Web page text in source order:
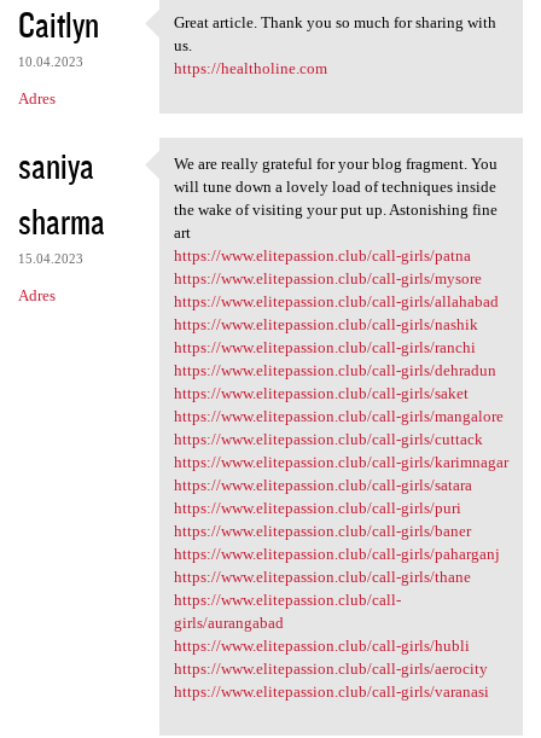
Caitlyn
10.04.2023
Adres
Great article. Thank you so
Great article. Thank you so much for sharing with
us.
https://healtholine.com
saniya
sharma
15.04.2023
Adres
We are really grateful for
We are really grateful for your blog fragment. You
will tune down a lovely load of techniques inside
the wake of visiting your put up. Astonishing fine
art
https://www.elitepassion.club/call-girls/patna
https://www.elitepassion.club/call-girls/mysore
https://www.elitepassion.club/call-girls/allahabad
https://www.elitepassion.club/call-girls/nashik
https://www.elitepassion.club/call-girls/ranchi
https://www.elitepassion.club/call-girls/dehradun
https://www.elitepassion.club/call-girls/saket
https://www.elitepassion.club/call-girls/mangalore
https://www.elitepassion.club/call-girls/cuttack
https://www.elitepassion.club/call-girls/karimnagar
https://www.elitepassion.club/call-girls/satara
https://www.elitepassion.club/call-girls/puri
https://www.elitepassion.club/call-girls/baner
https://www.elitepassion.club/call-girls/paharganj
https://www.elitepassion.club/call-girls/thane
https://www.elitepassion.club/call-
girls/aurangabad
https://www.elitepassion.club/call-girls/hubli
https://www.elitepassion.club/call-girls/aerocity
https://www.elitepassion.club/call-girls/varanasi